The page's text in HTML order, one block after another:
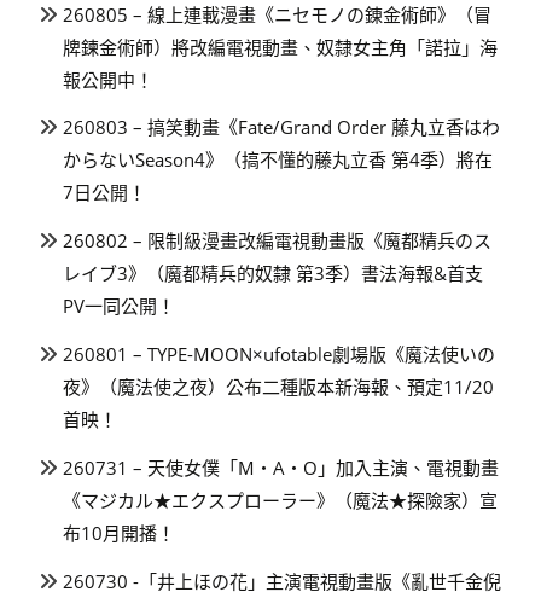
260805 – 線上連載漫畫《ニセモノの錬金術師》（冒
牌鍊金術師）將改編電視動畫、奴隸女主角「諾拉」海
報公開中！
260803 – 搞笑動畫《Fate/Grand Order 藤丸立香はわ
からないSeason4》（搞不懂的藤丸立香 第4季）將在
7日公開！
260802 – 限制級漫畫改編電視動畫版《魔都精兵のス
レイブ3》（魔都精兵的奴隸 第3季）書法海報&首支
PV一同公開！
260801 – TYPE-MOON×ufotable劇場版《魔法使いの
夜》（魔法使之夜）公布二種版本新海報、預定11/20
首映！
260731 – 天使女僕「M・A・O」加入主演、電視動畫
《マジカル★エクスプローラー》（魔法★探險家）宣
布10月開播！
260730 -「井上ほの花」主演電視動畫版《亂世千金倪